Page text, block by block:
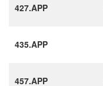
427.APP
435.APP
457.APP